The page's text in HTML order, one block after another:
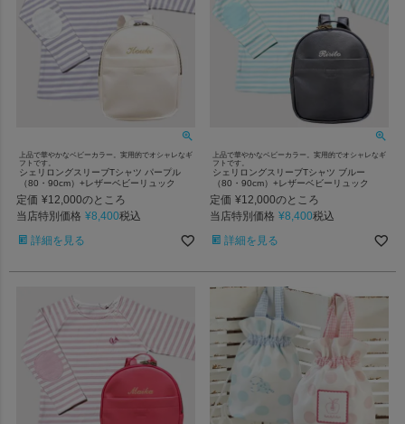
上品で華やかなベビーカラー。実用的でオシャレなギ
フトです。
シェリロングスリーブTシャツ パープル
（80・90cm）+レザーベビーリュック
定価 ¥12,000のところ
当店特別価格 ¥8,400税込
詳細を見る
上品で華やかなベビーカラー。実用的でオシャレなギ
フトです。
シェリロングスリーブTシャツ ブルー
（80・90cm）+レザーベビーリュック
定価 ¥12,000のところ
当店特別価格 ¥8,400税込
詳細を見る